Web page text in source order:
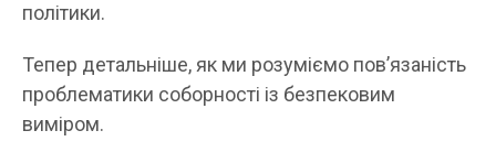
політики.
Тепер детальніше, як ми розуміємо пов’язаність
проблематики соборності із безпековим
виміром.